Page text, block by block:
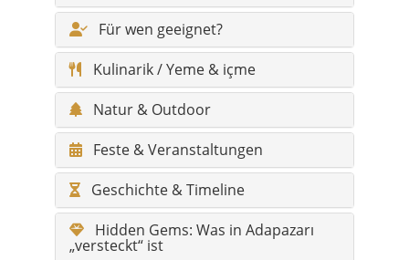
Für wen geeignet?
Kulinarik / Yeme & içme
Natur & Outdoor
Feste & Veranstaltungen
Geschichte & Timeline
Hidden Gems: Was in Adapazarı
„versteckt“ ist